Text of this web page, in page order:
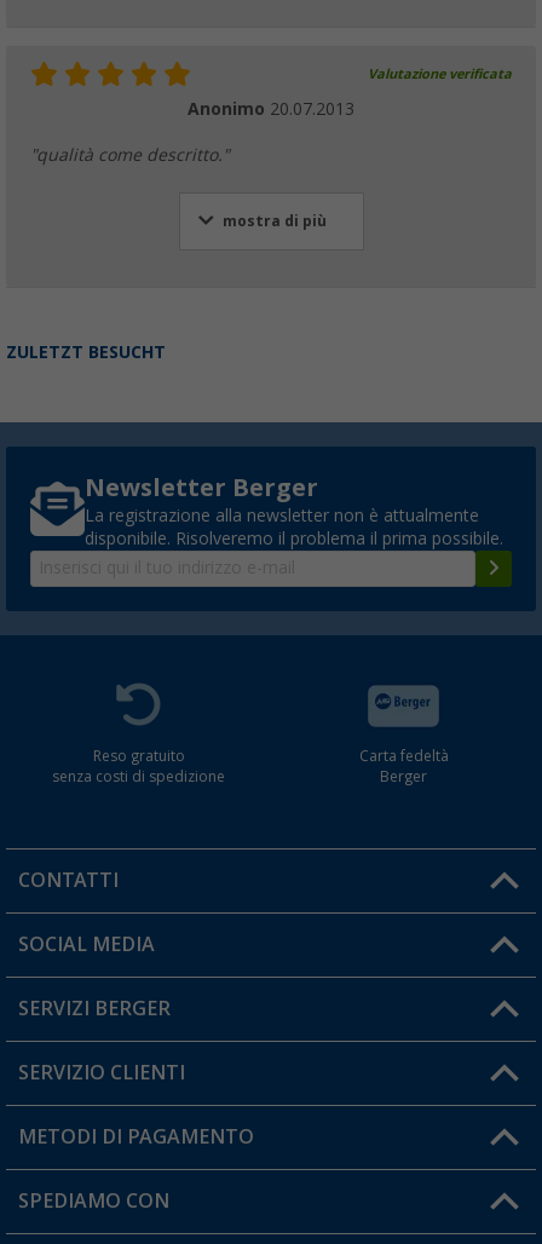
Valutazione verificata
Anonimo 20.07.2013
"qualità come descritto."
mostra di più
ZULETZT BESUCHT
Newsletter Berger
La registrazione alla newsletter non è attualmente
disponibile. Risolveremo il problema il prima possibile.
Reso gratuito
senza costi di spedizione
Carta fedeltà
Berger
CONTATTI
Orari di apertura del servizio:
Hai una domanda?
SOCIAL MEDIA
SERVIZI BERGER
Diventare rivenditori
Il mio Account
Carta fedeltà Berger
SERVIZIO CLIENTI
Informazioni sulla spedizione
Resi
METODI DI PAGAMENTO
SPEDIAMO CON